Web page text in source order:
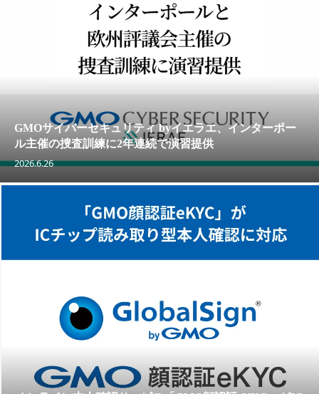
GMOサイバーセキュリティ byイエラエ、インターポー
ル主催の捜査訓練に2年連続で演習提供
2026.6.26